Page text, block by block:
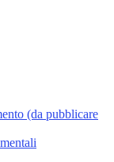
(da pubblicare